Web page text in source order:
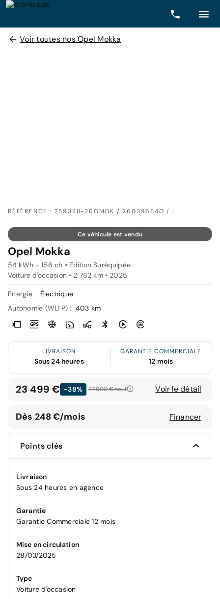
Voir toutes nos Opel Mokka
RÉFÉRENCE : 259348-26OMOK / 26039684O / L
Ce véhicule est vendu
Opel Mokka
54 kWh - 156 ch • Edition Suréquipée
Voiture d'occasion • 2 782 km • 2025
Energie :
Électrique
Autonomie (WLTP) : 403 km
LIVRAISON
Sous 24 heures
GARANTIE COMMERCIALE
12 mois
23 499 € -38% 37 900 €neuf Voir le détail
Dès 248 €/mois Financer
Points clés
Livraison
Sous 24 heures en agence
Garantie
Garantie Commerciale 12 mois
Mise en circulation
28/03/2025
Type
Voiture d'occasion